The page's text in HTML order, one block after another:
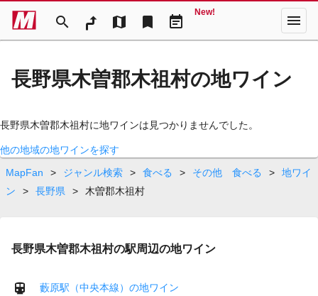
search map bookmark event_note
New! menu
長野県木曽郡木祖村の地ワイン
長野県木曽郡木祖村に地ワインは見つかりませんでした。
他の地域の地ワインを探す
MapFan
> ジャンル検索 > 食べる > その他 食べる >
地ワイ
ン
> 長野県 > 木曽郡木祖村
長野県木曽郡木祖村の駅周辺の地ワイン
藪原駅（中央本線）の地ワイン